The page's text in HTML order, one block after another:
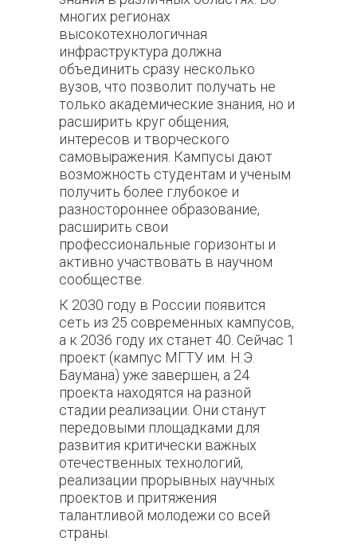
многих регионах
высокотехнологичная
инфраструктура должна
объединить сразу несколько
вузов, что позволит получать не
только академические знания, но и
расширить круг общения,
интересов и творческого
самовыражения. Кампусы дают
возможность студентам и ученым
получить более глубокое и
разностороннее образование,
расширить свои
профессиональные горизонты и
активно участвовать в научном
сообществе.
К 2030 году в России появится
сеть из 25 современных кампусов,
а к 2036 году их станет 40. Сейчас 1
проект (кампус МГТУ им. Н.Э.
Баумана) уже завершен, а 24
проекта находятся на разной
стадии реализации. Они станут
передовыми площадками для
развития критически важных
отечественных технологий,
реализации прорывных научных
проектов и притяжения
талантливой молодежи со всей
страны.